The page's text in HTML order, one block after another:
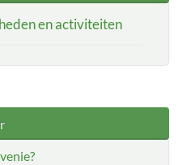
en activiteiten